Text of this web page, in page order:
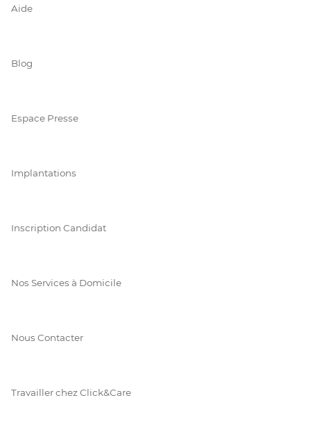
Aide
Blog
Espace Presse
Implantations
Inscription Candidat
Nos Services à Domicile
Nous Contacter
Travailler chez Click&Care